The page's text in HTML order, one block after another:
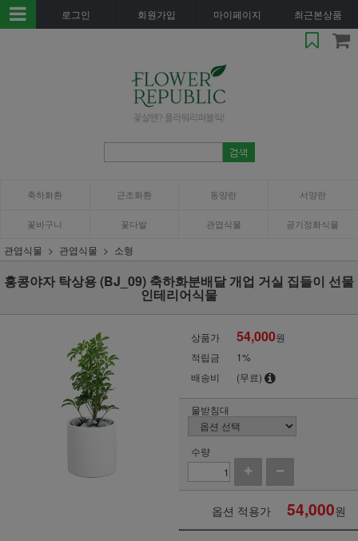
로그인 회원가입 마이페이지 최근본상품
축하화환 근조화환 동양란 서양란
꽃바구니 꽃다발 관엽식물 공기정화식물
관엽식물 관엽식물 소형
홍콩야자 탁상용 (BJ_09) 축하화분배달 개업 거실 집들이 선물
인테리어식물
상품가 54,000원
적립금
1%
배송비
(무료)
물받침대
수량
옵션 적용가 54,000원